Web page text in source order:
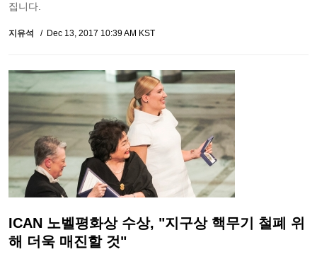
집니다.
지유석 Dec 13, 2017 10:39 AM KST
ICAN 노벨평화상 수상, "지구상 핵무기 철폐 위
해 더욱 매진할 것"